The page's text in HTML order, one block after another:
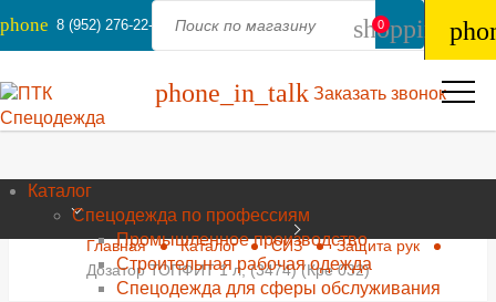
phone 8 (952) 276-22-44
phone_in_talk Заказать звонок
Каталог
Спецодежда по профессиям
Промышленное производство
Строительная рабочая одежда
Спецодежда для сферы обслуживания
0
Главная Каталог СИЗ
Защита рук
Дозатор ТОПФИТ 1 л, (3474) (Кре 032)